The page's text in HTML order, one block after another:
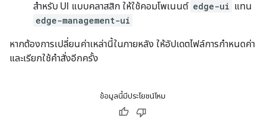
สำหรับ UI แบบคลาสสิก ให้ใช้คอมโพเนนต์ edge-ui แทน
edge-management-ui
หากต้องการเปลี่ยนค่าเหล่านี้ในภายหลัง ให้อัปเดตไฟล์การกำหนดค่า
และเรียกใช้คำสั่งอีกครั้ง
ข้อมูลนี้มีประโยชน์ไหม